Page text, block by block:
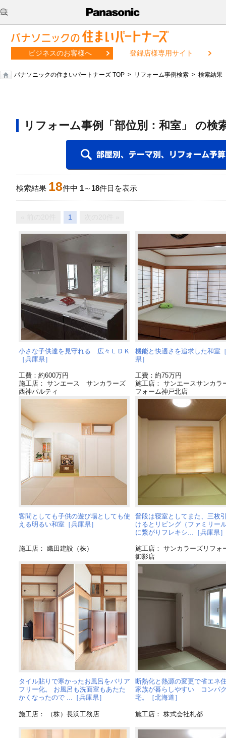
ビジネスのお客様へ 登録店様専用サイト
パナソニックの住まいパートナーズ TOP リフォーム事例検索 検索結果
リフォーム事例「部位別：和室」 の検
検索結果 18件中 1～ 18件目を表示
1
小さな子供達を見守れる 広々ＬＤＫ
［兵庫県］
工費：約600万円
施工店： サンエース サンカラーズ
西神パルティ
機能と快適さを追求した和室
県］
工費：約75万円
施工店： サンエースサンカラ
フォーム神戸北店
客間としても子供の遊び場としても使
える明るい和室［兵庫県］
施工店： 織田建設（株）
普段は寝室としてまた、三枚
けるとリビング（ファミリー
に繋がりフレキシ...［兵庫県］
施工店： サンカラーズリフ
御影店
タイル貼りで寒かったお風呂をバリア
フリー化。 お風呂も洗面室もあたた
かくなったので ...［兵庫県］
施工店： （株）長浜工務店
断熱化と熱源の変更で省エネ
家族が暮らしやすい コンパ
宅。［北海道］
施工店： 株式会社札都